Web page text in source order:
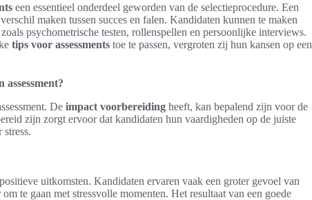
een essentieel onderdeel geworden van de selectieprocedure. Een
maken tussen succes en falen. Kandidaten kunnen te maken
zoals psychometrische testen, rollenspellen en persoonlijke interviews.
tips voor assessments toe te passen, vergroten zij hun kansen op een
De impact voorbereiding heeft, kan bepalend zijn voor de
zijn zorgt ervoor dat kandidaten hun vaardigheden op de juiste
uitkomsten. Kandidaten ervaren vaak een groter gevoel van
te gaan met stressvolle momenten. Het resultaat van een goede